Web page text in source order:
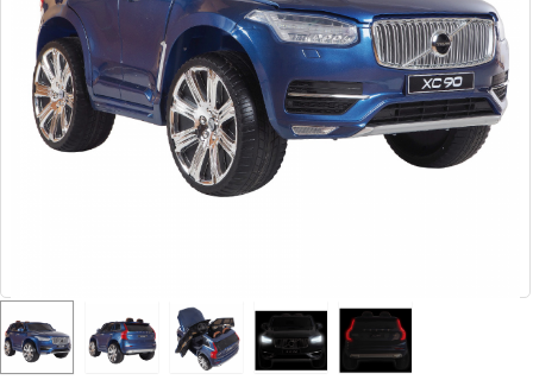
Оплата
Доставка
Услуги
Возврат
обмен
Акции
Контакты